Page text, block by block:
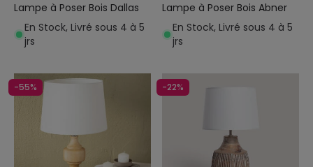
Lampe à Poser Bois Dallas
En Stock, Livré sous 4 à 5
jrs
Lampe à Poser Bois Abner
En Stock, Livré sous 4 à 5
jrs
-55% -22%